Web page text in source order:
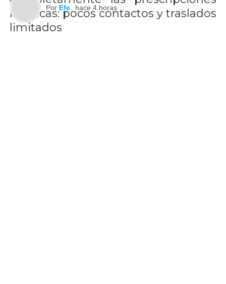
médicas: pocos contactos y traslados
limitados
Por Efe hace 4 horas